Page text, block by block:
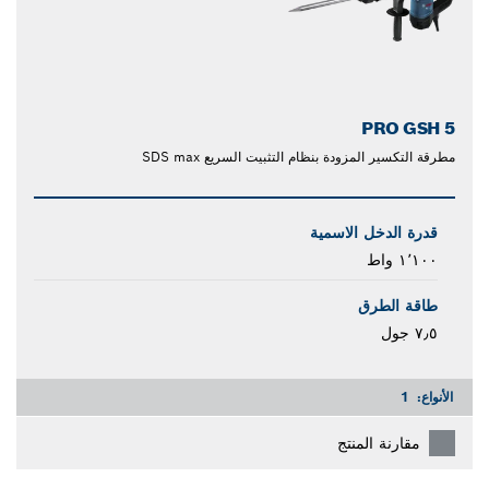
PRO GSH 5
مطرقة التكسير المزودة بنظام التثبيت السريع SDS max
قدرة الدخل الاسمية
١٬١٠٠ واط
طاقة الطرق
٧٫٥ جول
الأنواع: 1
مقارنة المنتج